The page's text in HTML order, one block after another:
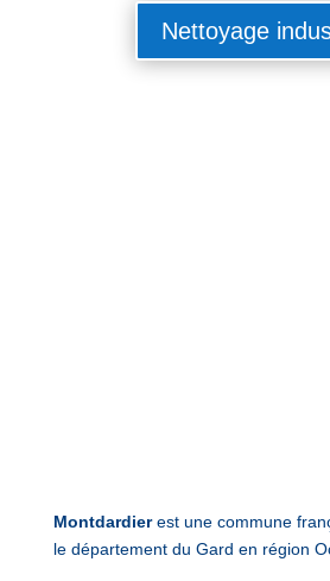
Nettoyage
Montdardierest une commune
le département du Gard en région